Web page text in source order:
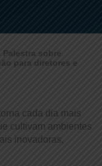
Palestra sobre
para diretores e
cada dia mais
cultivam ambientes
inovadoras,